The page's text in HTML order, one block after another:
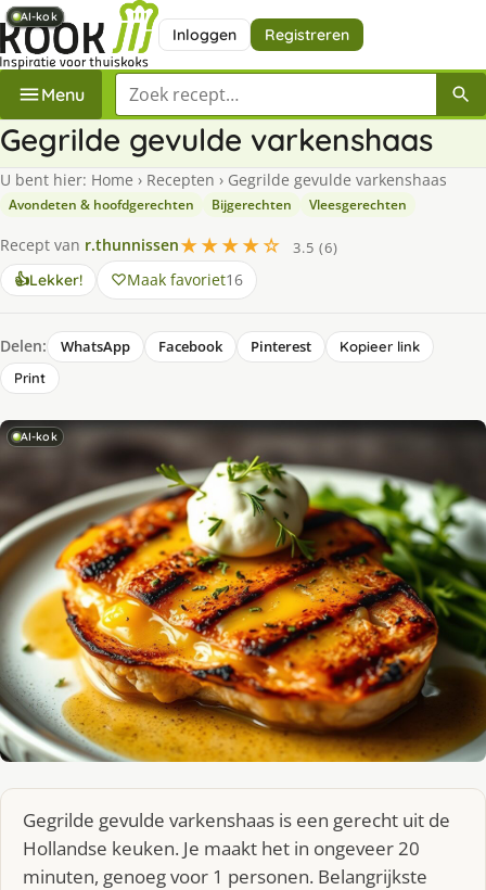
Inloggen Registreren
Menu Zoek een recept
Gegrilde gevulde varkenshaas
U bent hier: Home › Recepten › Gegrilde gevulde varkenshaas
Avondeten & hoofdgerechten Bijgerechten Vleesgerechten
Recept van r.thunnissen★★★★☆
3.5 (6)
👍Lekker! Maak favoriet16
Delen: WhatsApp Facebook Pinterest
Kopieer link
Print
AI-kok
Gegrilde gevulde varkenshaas is een gerecht uit de
Hollandse keuken. Je maakt het in ongeveer 20
minuten, genoeg voor 1 personen. Belangrijkste
AI-kok
AI-kok
AI-kok
AI-kok
AI-kok
AI-kok
AI-kok